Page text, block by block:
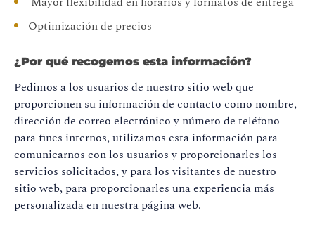
Optimización de precios
¿Por qué recogemos esta información?
Pedimos a los usuarios de nuestro sitio web que
proporcionen su información de contacto como nombre,
dirección de correo electrónico y número de teléfono
para fines internos, utilizamos esta información para
comunicarnos con los usuarios y proporcionarles los
servicios solicitados, y para los visitantes de nuestro
sitio web, para proporcionarles una experiencia más
personalizada en nuestra página web.